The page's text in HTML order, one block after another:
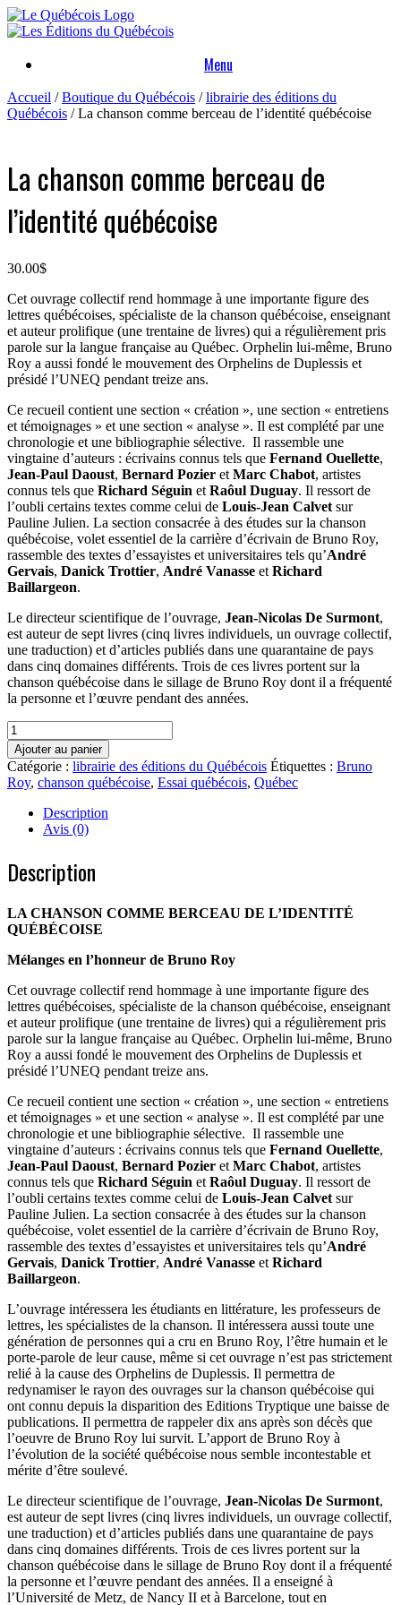
Skip
to
Menu
Accueil /Boutique du Québécois /librairie des éditions du
Québécois / La chanson comme berceau de l’identité québécoise
La chanson comme berceau de
l’identité québécoise
30.00$
Cet ouvrage collectif rend hommage à une importante figure des
lettres québécoises, spécialiste de la chanson québécoise, enseignant
et auteur prolifique (une trentaine de livres) qui a régulièrement pris
parole sur la langue française au Québec. Orphelin lui-même, Bruno
Roy a aussi fondé le mouvement des Orphelins de Duplessis et
présidé l’UNEQ pendant treize ans.
Ce recueil contient une section « création », une section « entretiens
et témoignages » et une section « analyse ». Il est complété par une
chronologie et une bibliographie sélective. Il rassemble une
vingtaine d’auteurs : écrivains connus tels que Fernand Ouellette,
Jean-Paul Daoust, Bernard Pozier et Marc Chabot, artistes
connus tels que Richard Séguin et Raôul Duguay. Il ressort de
l’oubli certains textes comme celui de Louis-Jean Calvet sur
Pauline Julien. La section consacrée à des études sur la chanson
québécoise, volet essentiel de la carrière d’écrivain de Bruno Roy,
rassemble des textes d’essayistes et universitaires tels qu’André
Gervais, Danick Trottier, André Vanasse et Richard
Baillargeon.
Le directeur scientifique de l’ouvrage, Jean-Nicolas De Surmont,
est auteur de sept livres (cinq livres individuels, un ouvrage collectif,
une traduction) et d’articles publiés dans une quarantaine de pays
dans cinq domaines différents. Trois de ces livres portent sur la
chanson québécoise dans le sillage de Bruno Roy dont il a fréquenté
la personne et l’œuvre pendant des années.
quantité
de
La
chanson
comme
berceau
l'identité
Ajouter au panier
Catégorie : librairie des éditions du Québécois Étiquettes : Bruno
Roy, chanson québécoise, Essai québécois, Québec
Description
Avis (0)
Description
LA CHANSON COMME BERCEAU DE L’IDENTITÉ
QUÉBÉCOISE
Mélanges en l’honneur de Bruno Roy
Cet ouvrage collectif rend hommage à une importante figure des
lettres québécoises, spécialiste de la chanson québécoise, enseignant
et auteur prolifique (une trentaine de livres) qui a régulièrement pris
parole sur la langue française au Québec. Orphelin lui-même, Bruno
Roy a aussi fondé le mouvement des Orphelins de Duplessis et
présidé l’UNEQ pendant treize ans.
Ce recueil contient une section « création », une section « entretiens
et témoignages » et une section « analyse ». Il est complété par une
chronologie et une bibliographie sélective. Il rassemble une
vingtaine d’auteurs : écrivains connus tels que Fernand Ouellette,
Jean-Paul Daoust, Bernard Pozier et Marc Chabot, artistes
connus tels que Richard Séguin et Raôul Duguay. Il ressort de
l’oubli certains textes comme celui de Louis-Jean Calvet sur
Pauline Julien. La section consacrée à des études sur la chanson
québécoise, volet essentiel de la carrière d’écrivain de Bruno Roy,
rassemble des textes d’essayistes et universitaires tels qu’André
Gervais, Danick Trottier, André Vanasse et Richard
Baillargeon.
L’ouvrage intéressera les étudiants en littérature, les professeurs de
lettres, les spécialistes de la chanson. Il intéressera aussi toute une
génération de personnes qui a cru en Bruno Roy, l’être humain et le
porte-parole de leur cause, même si cet ouvrage n’est pas strictement
relié à la cause des Orphelins de Duplessis. Il permettra de
redynamiser le rayon des ouvrages sur la chanson québécoise qui
ont connu depuis la disparition des Editions Tryptique une baisse de
publications. Il permettra de rappeler dix ans après son décès que
l’oeuvre de Bruno Roy lui survit. L’apport de Bruno Roy à
l’évolution de la société québécoise nous semble incontestable et
mérite d’être soulevé.
Le directeur scientifique de l’ouvrage, Jean-Nicolas De Surmont,
est auteur de sept livres (cinq livres individuels, un ouvrage collectif,
une traduction) et d’articles publiés dans une quarantaine de pays
dans cinq domaines différents. Trois de ces livres portent sur la
chanson québécoise dans le sillage de Bruno Roy dont il a fréquenté
la personne et l’œuvre pendant des années. Il a enseigné à
l’Université de Metz, de Nancy II et à Barcelone, tout en